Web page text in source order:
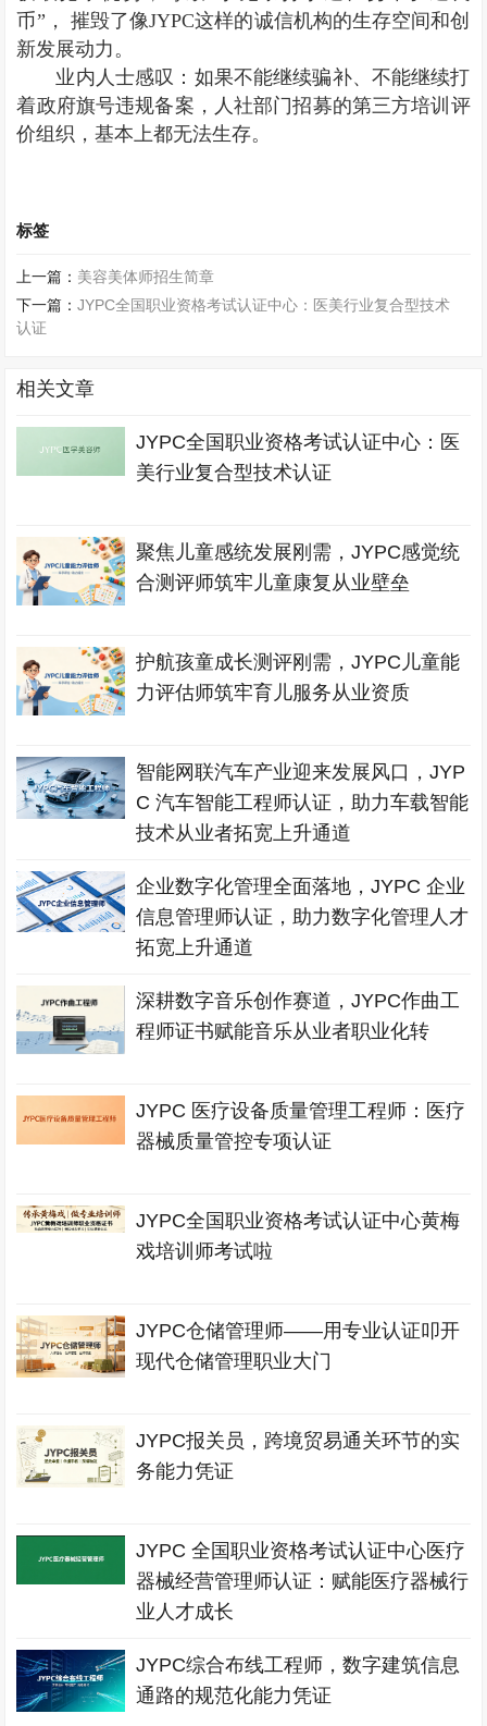
币”， 摧毁了像JYPC这样的诚信机构的生存空间和创
新发展动力。
业内人士感叹：如果不能继续骗补、不能继续打
着政府旗号违规备案，人社部门招募的第三方培训评
价组织，基本上都无法生存。
标签
上一篇： 美容美体师招生简章
下一篇：JYPC全国职业资格考试认证中心：医美行业复合型技术
认证
相关文章
JYPC全国职业资格考试认证中心：医
美行业复合型技术认证
聚焦儿童感统发展刚需，JYPC感觉统
合测评师筑牢儿童康复从业壁垒
护航孩童成长测评刚需，JYPC儿童能
力评估师筑牢育儿服务从业资质
智能网联汽车产业迎来发展风口，JYP
C 汽车智能工程师认证，助力车载智能
技术从业者拓宽上升通道
企业数字化管理全面落地，JYPC 企业
信息管理师认证，助力数字化管理人才
拓宽上升通道
深耕数字音乐创作赛道，JYPC作曲工
程师证书赋能音乐从业者职业化转
JYPC 医疗设备质量管理工程师：医疗
器械质量管控专项认证
JYPC全国职业资格考试认证中心黄梅
戏培训师考试啦
JYPC仓储管理师——用专业认证叩开
现代仓储管理职业大门
JYPC报关员，跨境贸易通关环节的实
务能力凭证
JYPC 全国职业资格考试认证中心医疗
器械经营管理师认证：赋能医疗器械行
业人才成长
JYPC综合布线工程师，数字建筑信息
通路的规范化能力凭证